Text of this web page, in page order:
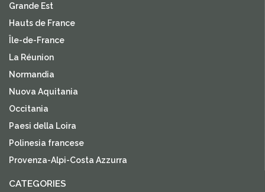
Grande Est
Hauts de France
Île-de-France
La Réunion
Normandia
Nuova Aquitania
Occitania
Paesi della Loira
Polinesia francese
Provenza-Alpi-Costa Azzurra
CATEGORIES